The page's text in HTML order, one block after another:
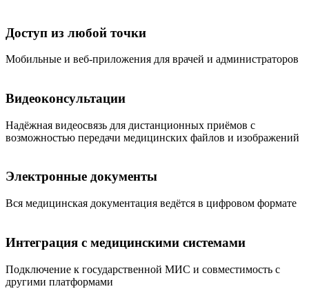
Доступ из любой точки
Мобильные и веб-приложения для врачей и администраторов
Видеоконсультации
Надёжная видеосвязь для дистанционных приёмов с
возможностью передачи медицинских файлов и изображений
Электронные документы
Вся медицинская документация ведётся в цифровом формате
Интеграция с медицинскими системами
Подключение к государственной МИС и совместимость с
другими платформами